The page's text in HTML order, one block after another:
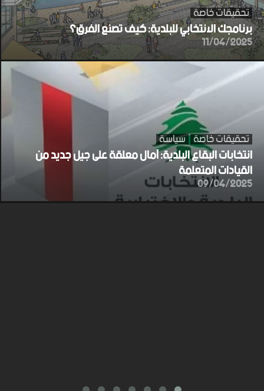
تحقيقات خاصة
برنامجك الانتخابي للبلدية: كيف تصنع الفرق؟
11/04/2025
تحقيقات خاصة سياسة
انتخابات البقاع البلدية: آمال معلقة على جيل جديد من
القيادات المتعلمة
09/04/2025